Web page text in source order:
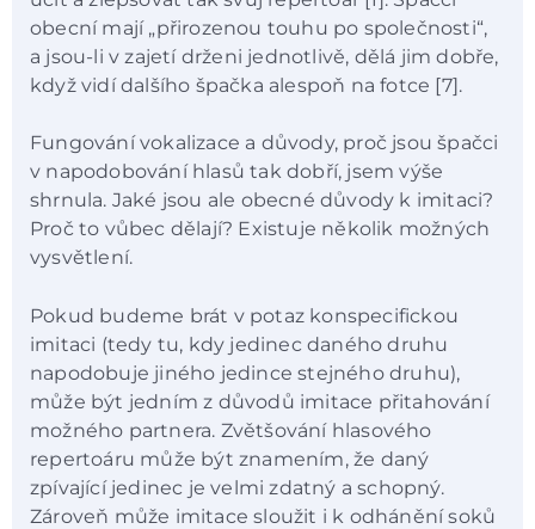
obecní mají „přirozenou touhu po společnosti“,
a jsou-li v zajetí drženi jednotlivě, dělá jim dobře,
když vidí dalšího špačka alespoň na fotce [7].
Fungování vokalizace a důvody, proč jsou špačci
v napodobování hlasů tak dobří, jsem výše
shrnula. Jaké jsou ale obecné důvody k imitaci?
Proč to vůbec dělají? Existuje několik možných
vysvětlení.
Pokud budeme brát v potaz konspecifickou
imitaci (tedy tu, kdy jedinec daného druhu
napodobuje jiného jedince stejného druhu),
může být jedním z důvodů imitace přitahování
možného partnera. Zvětšování hlasového
repertoáru může být znamením, že daný
zpívající jedinec je velmi zdatný a schopný.
Zároveň může imitace sloužit i k odhánění soků